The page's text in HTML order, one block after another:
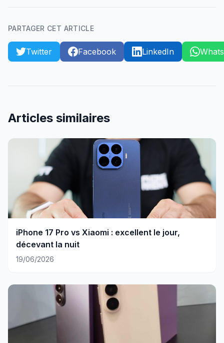
PARTAGER CET ARTICLE
Twitter Facebook LinkedIn
Articles similaires
iPhone 17 Pro vs Xiaomi : excellent le jour,
décevant la nuit
19/06/2026